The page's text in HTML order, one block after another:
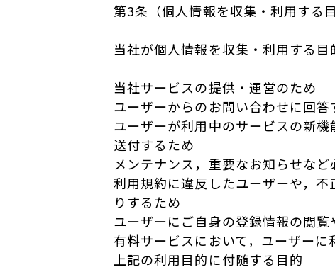
第3条（個人情報を収集・利用する目
当社が個人情報を収集・利用する目
当社サービスの提供・運営のため
ユーザーからのお問い合わせに回答
ユーザーが利用中のサービスの新
送付するため
メンテナンス，重要なお知らせな
利用規約に違反したユーザーや，
りするため
ユーザーにご自身の登録情報の閲
有料サービスにおいて，ユーザー
上記の利用目的に付随する目的